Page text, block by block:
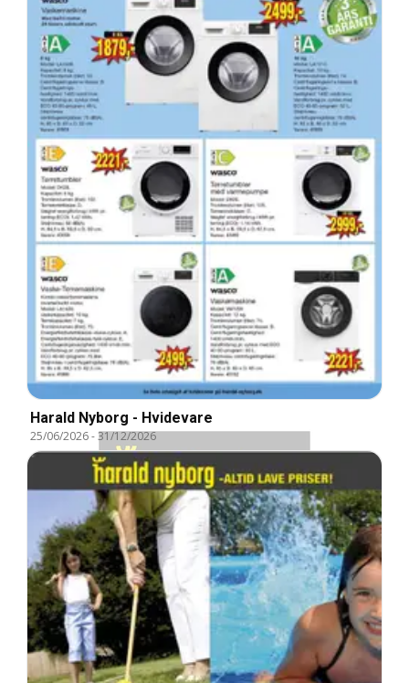
Harald Nyborg - Hvidevare
25/06/2026-31/12/2026